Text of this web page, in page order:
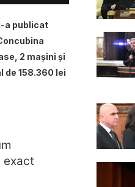
a publicat
2 mașini și
de 158.360 lei
exact